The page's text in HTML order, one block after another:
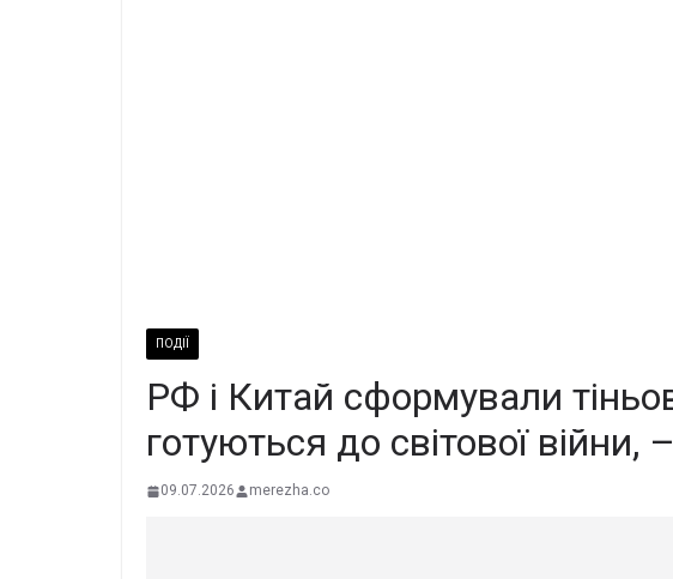
ПОДІЇ
РФ і Китай сформували
готуються до світової війни,
09.07.2026 merezha.co